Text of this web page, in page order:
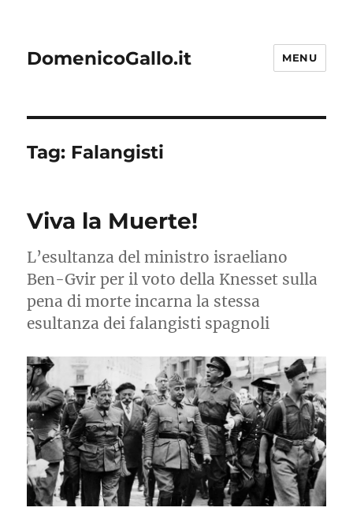
DomenicoGallo.it MENU
Tag: Falangisti
Viva la Muerte!
L’esultanza del ministro israeliano
Ben-Gvir per il voto della Knesset sulla
pena di morte incarna la stessa
esultanza dei falangisti spagnoli